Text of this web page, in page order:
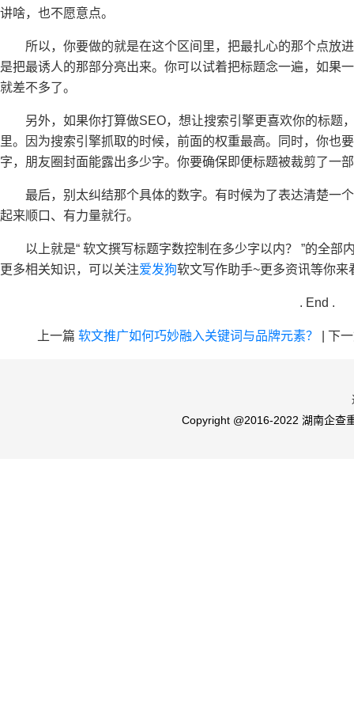
讲啥，也不愿意点。
所以，你要做的就是在这个区间里，把最扎心的那个点放
是把最诱人的那部分亮出来。你可以试着把标题念一遍，如果
就差不多了。
另外，如果你打算做SEO，想让搜索引擎更喜欢你的标题
里。因为搜索引擎抓取的时候，前面的权重最高。同时，你也
字，朋友圈封面能露出多少字。你要确保即便标题被裁剪了一
最后，别太纠结那个具体的数字。有时候为了表达清楚一
起来顺口、有力量就行。
以上就是“ 软文撰写标题字数控制在多少字以内？ ”的全部
更多相关知识，可以关注爱发狗软文写作助手~更多资讯等你来
. End .
上一篇 软文推广如何巧妙融入关键词与品牌元素？ 下
Copyright @2016-2022 湖南企查